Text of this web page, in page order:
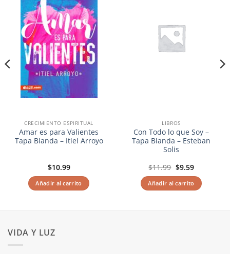
deseos
CRECIMIENTO ESPIRITUAL
Amar es para Valientes
Tapa Blanda – Itiel Arroyo
$10.99
Añadir al carrito
LIBROS
Con Todo lo que Soy –
Tapa Blanda – Esteban
Solis
$11.99 El
precio
original
era:
$11.99.
$9.59El
actual
es:
$9.59.
Añadir al carrito
VIDA Y LUZ